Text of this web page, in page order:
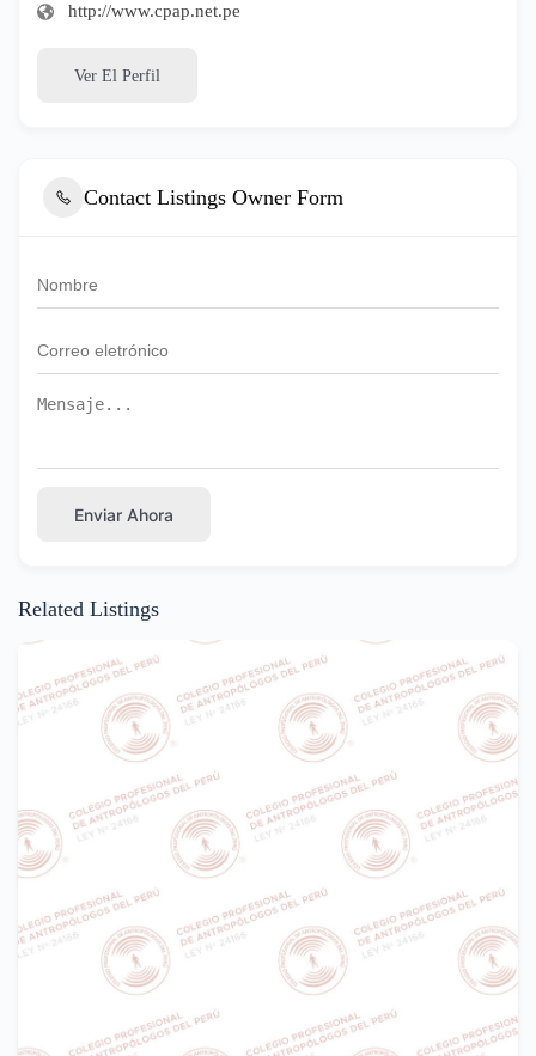
http://www.cpap.net.pe
Ver El Perfil
Contact Listings Owner Form
Enviar Ahora
Related Listings